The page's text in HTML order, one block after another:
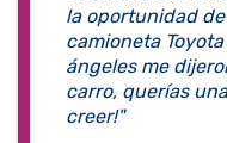
la oportunidad
camioneta
ángeles me
carro, querías
creer!"